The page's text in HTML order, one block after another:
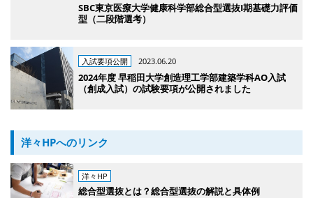
SBC東京医療大学健康科学部総合型選抜I期基礎力評価
型（二段階選考）
入試要項公開 2023.06.20
2024年度 早稲田大学創造理工学部建築学科AO入試
（創成入試）の試験要項が公開されました
洋々HPへのリンク
洋々HP
総合型選抜とは？総合型選抜の解説と具体例